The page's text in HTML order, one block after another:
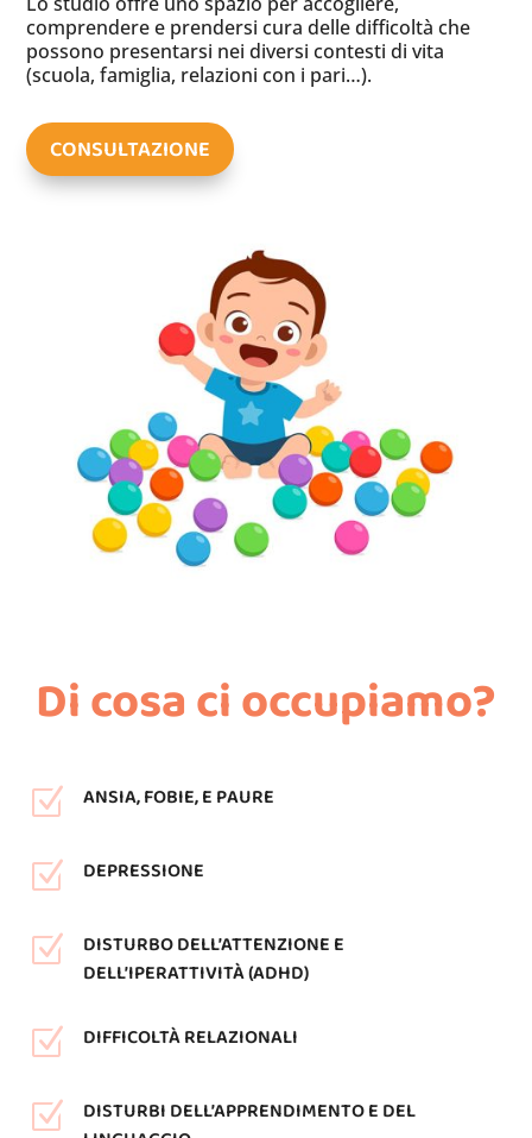
comprendere e prendersi cura delle difficoltà che
possono presentarsi nei diversi contesti di vita
(scuola, famiglia, relazioni con i pari…).
CONSULTAZIONE
Di cosa ci occupiamo?
Z ANSIA, FOBIE, E PAURE
Z DEPRESSIONE
Z
DISTURBO DELL’ATTENZIONE E
DELL’IPERATTIVITÀ (ADHD)
Z DIFFICOLTÀ RELAZIONALI
Z
DISTURBI DELL’APPRENDIMENTO E DEL